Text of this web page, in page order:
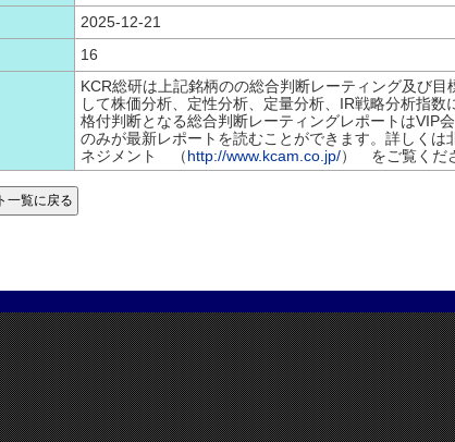
2025-12-21
16
KCR総研は上記銘柄のの総合判断レーティング及び目
して株価分析、定性分析、定量分析、IR戦略分析指数
格付判断となる総合判断レーティングレポートはVIP
のみが最新レポートを読むことができます。詳しくは
ネジメント （http://www.kcam.co.jp/） をご覧くだ